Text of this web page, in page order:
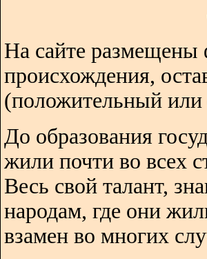
На сайте размещены
происхождения,
(положительный или
До образования
жили почти во всех
Весь свой талант,
народам, где они
взамен во многих